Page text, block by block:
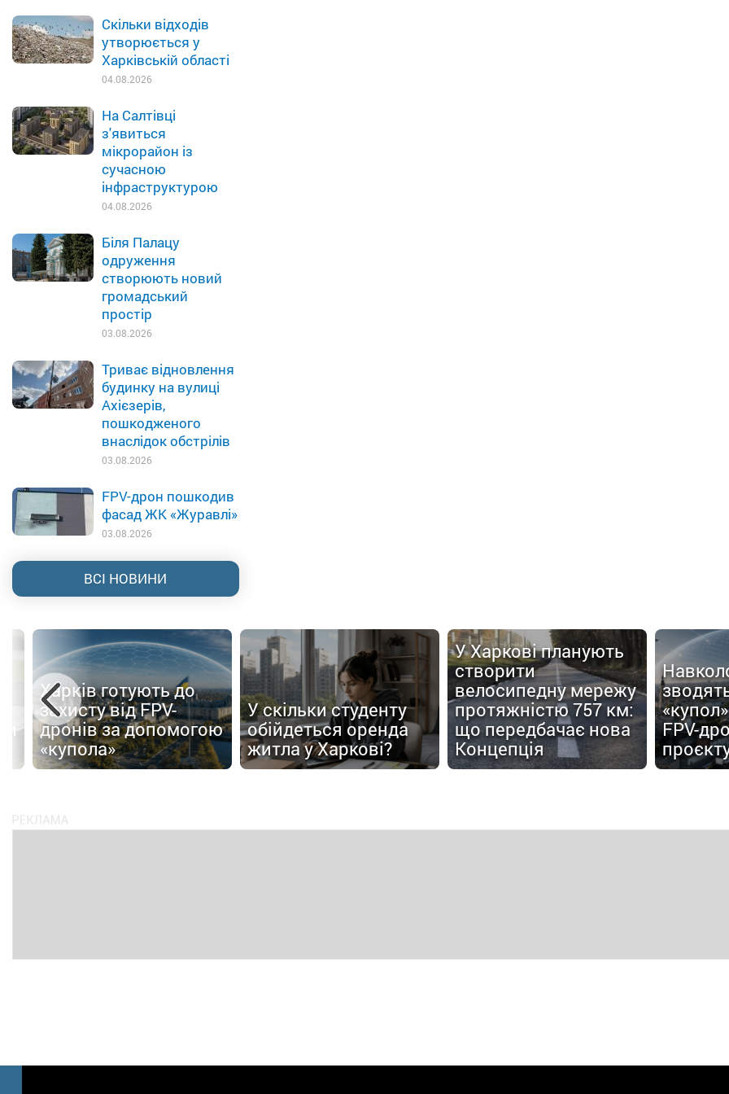
Скільки відходів
утворюється у
Харківській області
04.08.2026
На Салтівці
з'явиться
мікрорайон із
сучасною
інфраструктурою
04.08.2026
Біля Палацу
одруження
створюють новий
громадський
простір
03.08.2026
Триває відновлення
будинку на вулиці
Ахієзерів,
пошкодженого
внаслідок обстрілів
03.08.2026
FPV-дрон пошкодив
фасад ЖК «Журавлі»
03.08.2026
ВСІ НОВИНИ
Харків готують до
захисту від FPV-
дронів за допомогою
«купола»
У скільки студенту
обійдеться оренда
житла у Харкові?
У Харкові планують
створити
велосипедну мережу
протяжністю 757 км:
що передбачає нова
Концепція
FPV-